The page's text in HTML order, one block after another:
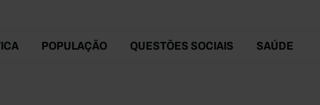
POPULAÇÃO QUESTÕES SOCIAIS SAÚDE